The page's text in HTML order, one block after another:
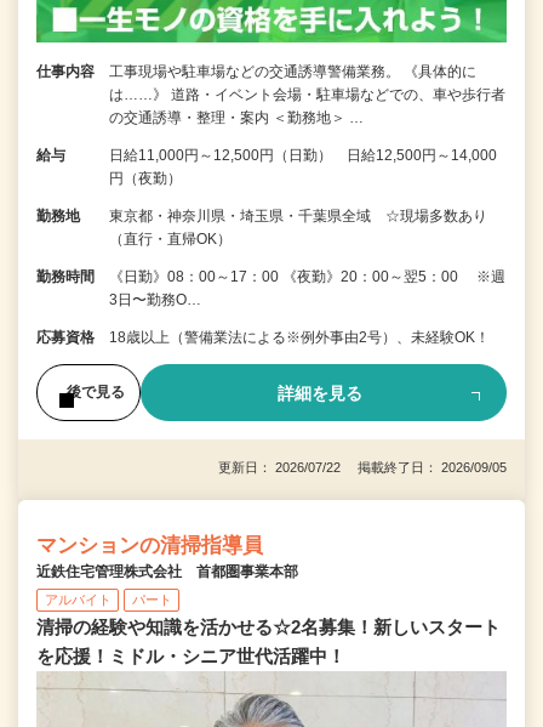
仕事内容
工事現場や駐車場などの交通誘導警備業務。 《具体的に
は……》 道路・イベント会場・駐車場などでの、車や歩行者
の交通誘導・整理・案内 ＜勤務地＞ …
給与
日給11,000円～12,500円（日勤） 日給12,500円～14,000
円（夜勤）
勤務地
東京都・神奈川県・埼玉県・千葉県全域 ☆現場多数あり
（直行・直帰OK）
勤務時間
《日勤》08：00～17：00 《夜勤》20：00～翌5：00 ※週
3日〜勤務O…
応募資格 18歳以上（警備業法による※例外事由2号）、未経験OK！
後で見る 詳細を見る
更新日： 2026/07/22 掲載終了日： 2026/09/05
マンションの清掃指導員
近鉄住宅管理株式会社 首都圏事業本部
アルバイト パート
清掃の経験や知識を活かせる☆2名募集！新しいスタート
を応援！ミドル・シニア世代活躍中！